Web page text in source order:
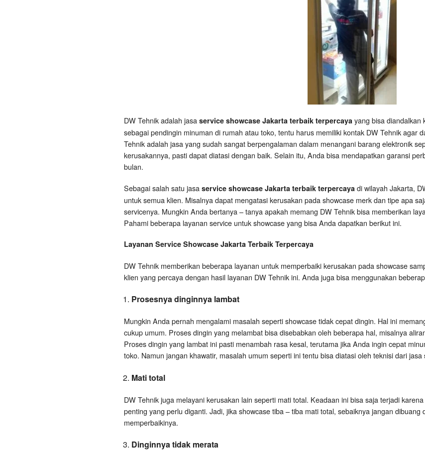
DW Tehnik adalah jasa service showcase Jakarta terbaik terpercaya yang bisa diandalkan
sebagai pendingin minuman di rumah atau toko, tentu harus memiliki kontak DW Tehnik agar
Tehnik adalah jasa yang sudah sangat berpengalaman dalam menangani barang elektronik
kerusakannya, pasti dapat diatasi dengan baik. Selain itu, Anda bisa mendapatkan garansi
bulan.
Sebagai salah satu jasa service showcase Jakarta terbaik terpercaya di wilayah Jakarta,
untuk semua klien. Misalnya dapat mengatasi kerusakan pada showcase merk dan tipe apa
servicenya. Mungkin Anda bertanya – tanya apakah memang DW Tehnik bisa memberikan
Pahami beberapa layanan service untuk showcase yang bisa Anda dapatkan berikut ini.
Layanan Service Showcase Jakarta Terbaik Terpercaya
DW Tehnik memberikan beberapa layanan untuk memperbaiki kerusakan pada showcase
klien yang percaya dengan hasil layanan DW Tehnik ini. Anda juga bisa menggunakan
Prosesnya dinginnya lambat
Mungkin Anda pernah mengalami masalah seperti showcase tidak cepat dingin. Hal ini
cukup umum. Proses dingin yang melambat bisa disebabkan oleh beberapa hal, misalnya
Proses dingin yang lambat ini pasti menambah rasa kesal, terutama jika Anda ingin cepat
toko. Namun jangan khawatir, masalah umum seperti ini tentu bisa diatasi oleh teknisi dari jasa
Mati total
DW Tehnik juga melayani kerusakan lain seperti mati total. Keadaan ini bisa saja terjadi
penting yang perlu diganti. Jadi, jika showcase tiba – tiba mati total, sebaiknya jangan dibuang
memperbaikinya.
Dinginnya tidak merata